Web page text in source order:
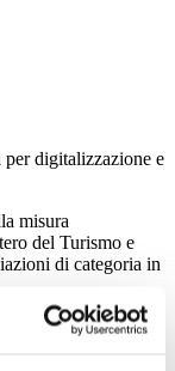
digitalizzazione e
misura
del Turismo e
di categoria in